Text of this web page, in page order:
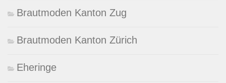
Brautmoden Kanton Zug
Brautmoden Kanton Zürich
Eheringe